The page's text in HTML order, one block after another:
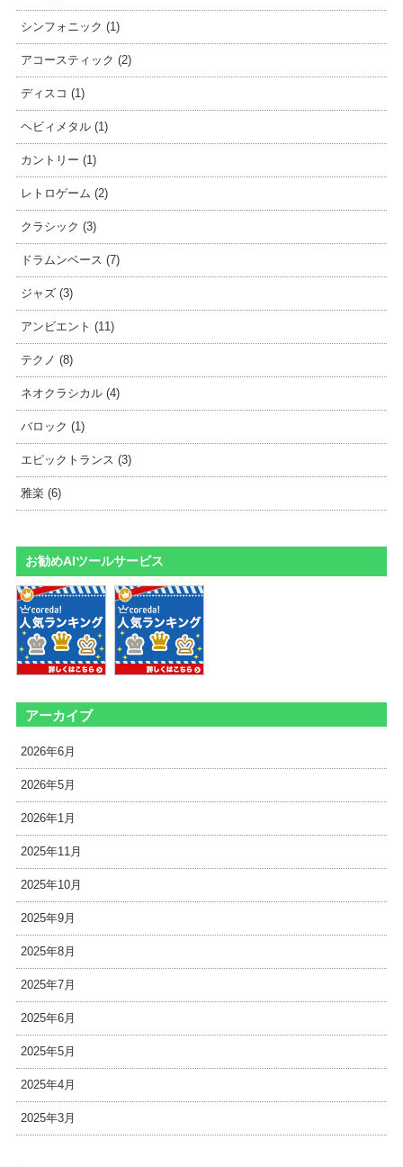
シンフォニック (1)
アコースティック (2)
ディスコ (1)
ヘビィメタル (1)
カントリー (1)
レトロゲーム (2)
クラシック (3)
ドラムンベース (7)
ジャズ (3)
アンビエント (11)
テクノ (8)
ネオクラシカル (4)
バロック (1)
エピックトランス (3)
雅楽 (6)
お勧めAIツールサービス
アーカイブ
2026年6月
2026年5月
2026年1月
2025年11月
2025年10月
2025年9月
2025年8月
2025年7月
2025年6月
2025年5月
2025年4月
2025年3月